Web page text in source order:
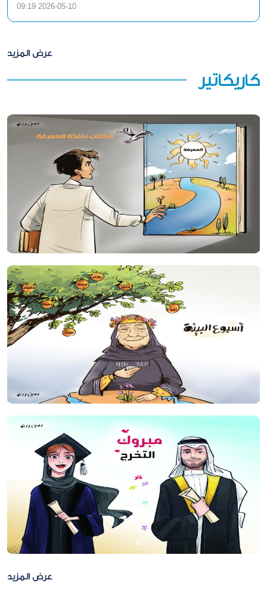
2026-05-10 09:19
عرض المزيد
كاريكاتير
عرض المزيد